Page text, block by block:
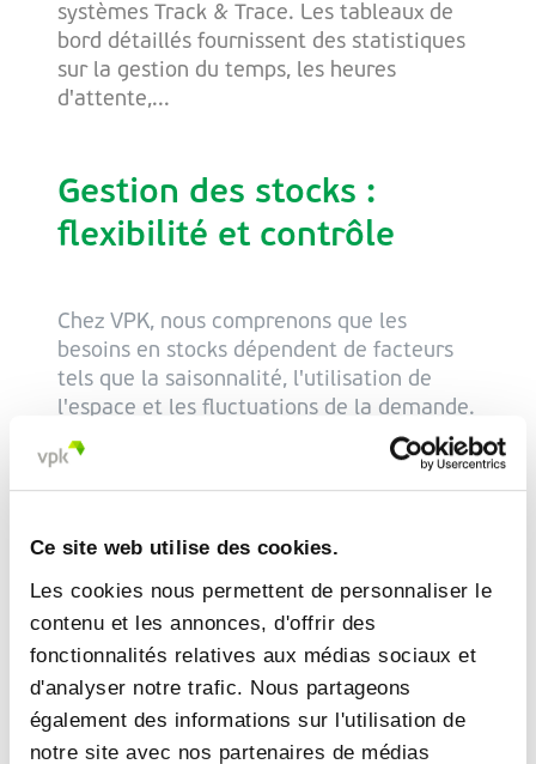
Ce site web utilise des cookies.
Les cookies nous permettent de personnaliser le
contenu et les annonces, d'offrir des
fonctionnalités relatives aux médias sociaux et
d'analyser notre trafic. Nous partageons
également des informations sur l'utilisation de
notre site avec nos partenaires de médias
systèmes Track & Trace. Les tableaux de
bord détaillés fournissent des statistiques
sur la gestion du temps, les heures
d'attente,...
Gestion des stocks :
flexibilité et contrôle
Chez VPK, nous comprenons que les
besoins en stocks dépendent de facteurs
tels que la saisonnalité, l'utilisation de
l'espace et les fluctuations de la demande.
C'est pourquoi nous avons développé une
gamme de solutions d'inventaire et de
stockage flexibles, adaptées à vos défis
marchandises en parfait état, nous
proposons différentes options de gestion
Des solutions de stockage possibles pour
répondre à tous vos besoins :